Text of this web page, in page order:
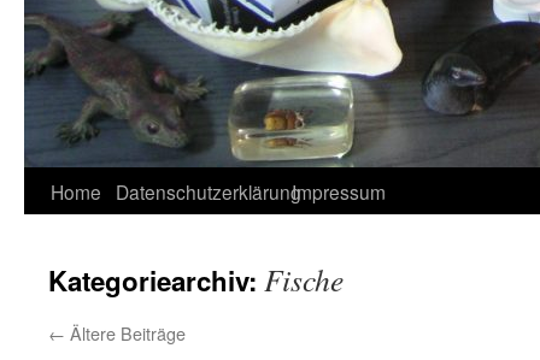
Home DatenschutzerklärungImpressum
Kategoriearchiv: Fische
← Ältere Beiträge